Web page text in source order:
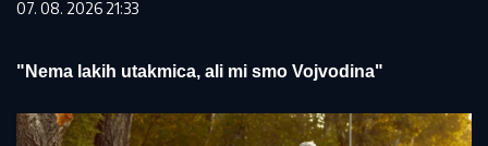
07. 08. 2026 21:33
"Nema lakih utakmica, ali mi smo Vojvodina"